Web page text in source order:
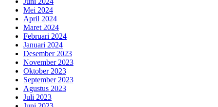
Mei 2024
April 2024
Maret 2024
Februari 2024
Januari 2024
Desember 2023
November 2023
Oktober 2023
September 2023
Agustus 2023
Juli 2023